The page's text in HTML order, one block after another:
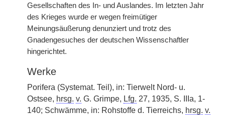
Gesellschaften des In- und Auslandes. Im letzten Jahr
des Krieges wurde er wegen freimütiger
Meinungsäußerung denunziert und trotz des
Gnadengesuches der deutschen Wissenschaftler
hingerichtet.
Werke
Porifera (Systemat. Teil), in: Tierwelt Nord- u.
Ostsee, hrsg. v. G. Grimpe, Lfg. 27, 1935, S. IIIa, 1-
140; Schwämme, in: Rohstoffe d. Tierreichs, hrsg. v.